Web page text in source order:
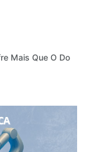
Mais Que O Do